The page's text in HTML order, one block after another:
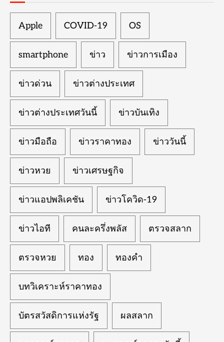
Apple COVID-19 OS
smartphone ข่าว ข่าวการเมือง
ข่าวด่วน ข่าวต่างประเทศ
ข่าวต่างประเทศวันนี้ ข่าวบันเทิง
ข่าวมือถือ ข่าวราคาทอง ข่าววันนี้
ข่าวหวย ข่าวเศรษฐกิจ
ข่าวแอปพลิเคชัน ข่าวโควิด-19
ข่าวไอที คนละครึ่งพลัส ตรวจสลาก
ตรวจหวย ทอง ทองคำ
บทวิเคราะห์ราคาทอง
บัตรสวัสดิการแห่งรัฐ ผลสลาก